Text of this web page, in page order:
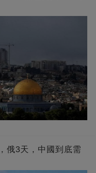
俄3天，中國到底需